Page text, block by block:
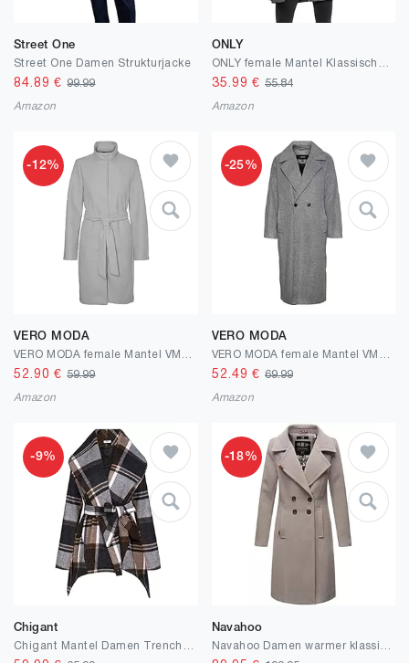
Street One
Street One Damen Strukturjacke
84.89 €99.99
Amazon
ONLY
35.99 € 55.84
Amazon
-12%
VERO MODA
52.90 €59.99
Amazon
-25%
VERO MODA
52.49 € 69.99
Amazon
-9%
Chigant
-18%
Navahoo